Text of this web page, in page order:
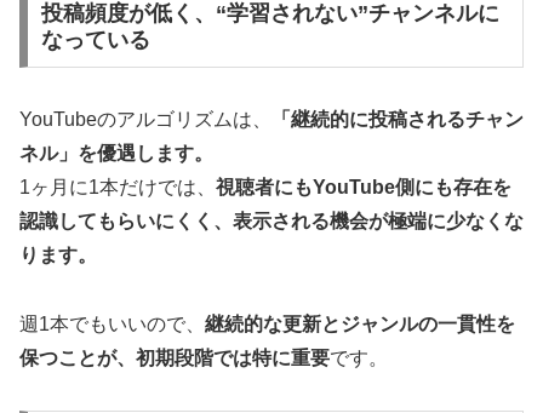
投稿頻度が低く、“学習されない”チャンネルに
なっている
YouTubeのアルゴリズムは、
「継続的に投稿されるチャン
ネル」を優遇します。
1ヶ月に1本だけでは、 視聴者にもYouTube側にも存在を
認識してもらいにくく、表示される機会が極端に少なくな
ります。
週1本でもいいので、 継続的な更新とジャンルの一貫性を
保つことが、初期段階では特に重要です。